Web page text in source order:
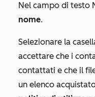
Nel campo di testo
nome.
Selezionare la
accettare che i
contattati e che il
un elenco